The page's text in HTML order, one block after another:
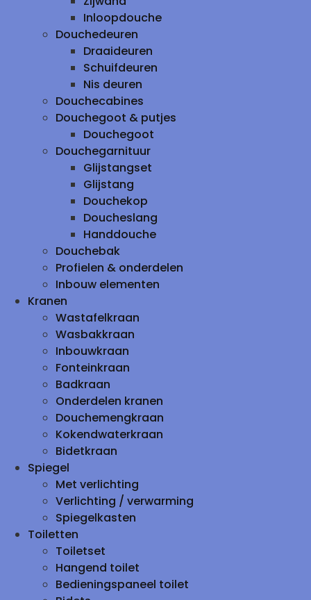
Inloopdouche
Douchedeuren
Draaideuren
Schuifdeuren
Nis deuren
Douchecabines
Douchegoot & putjes
Douchegoot
Douchegarnituur
Glijstangset
Glijstang
Douchekop
Doucheslang
Handdouche
Douchebak
Profielen & onderdelen
Inbouw elementen
Kranen
Wastafelkraan
Wasbakkraan
Inbouwkraan
Fonteinkraan
Badkraan
Onderdelen kranen
Douchemengkraan
Kokendwaterkraan
Bidetkraan
Spiegel
Met verlichting
Verlichting / verwarming
Spiegelkasten
Toiletten
Toiletset
Hangend toilet
Bedieningspaneel toilet